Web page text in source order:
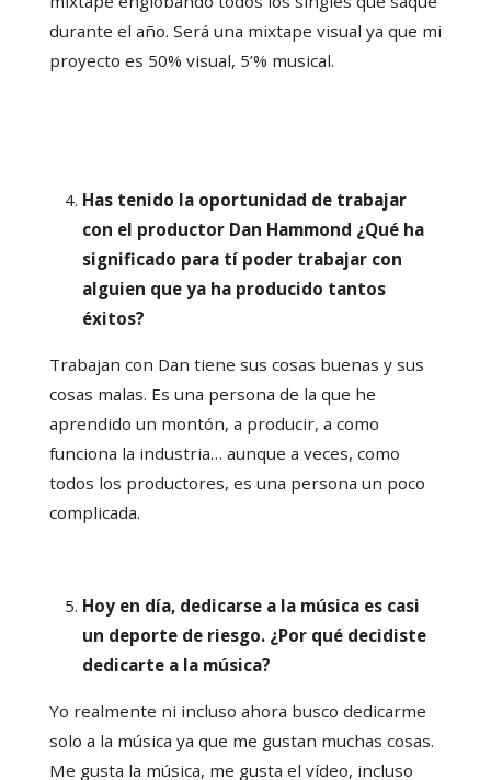
durante el año. Será una mixtape visual ya que mi
proyecto es 50% visual, 5’% musical.
Has tenido la oportunidad de trabajar
con el productor Dan Hammond ¿Qué ha
significado para tí poder trabajar con
alguien que ya ha producido tantos
éxitos?
Trabajan con Dan tiene sus cosas buenas y sus
cosas malas. Es una persona de la que he
aprendido un montón, a producir, a como
funciona la industria… aunque a veces, como
todos los productores, es una persona un poco
complicada.
Hoy en día, dedicarse a la música es casi
un deporte de riesgo. ¿Por qué decidiste
dedicarte a la música?
Yo realmente ni incluso ahora busco dedicarme
solo a la música ya que me gustan muchas cosas.
Me gusta la música, me gusta el vídeo, incluso